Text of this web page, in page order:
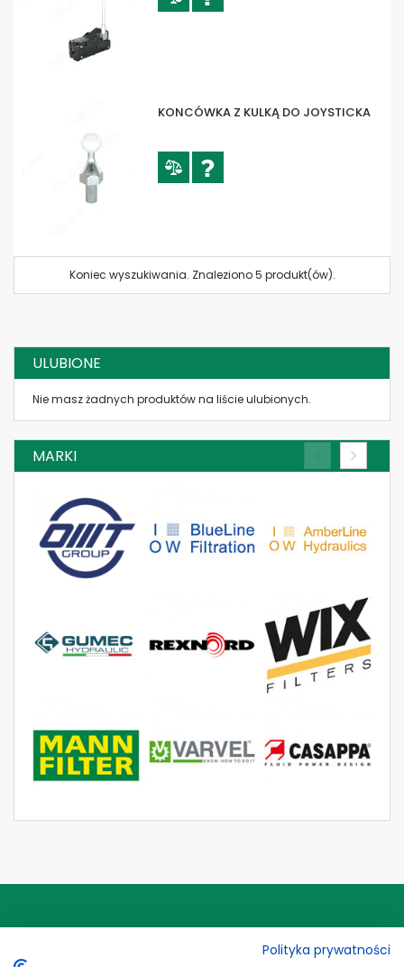
KONCÓWKA Z KULKĄ DO JOYSTICKA
Koniec wyszukiwania. Znaleziono 5 produkt(ów).
ULUBIONE
Nie masz żadnych produktów na liście ulubionych.
MARKI
Polityka prywatności